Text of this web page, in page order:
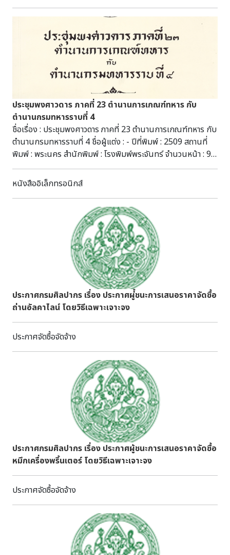
แหล่งท่องเที่ยวได้เป็นอย่างดี ๑๐. ข้อเสนอแนะจากการจัด
กิจกรรม ๑๐.๑ การคัดเลือกประเทศและแหล่งท่อง
เที่ยวในการศึกษาดูงานมีความเหมาะสมเป็นอย่างยิ่ง เนื่องจาก
ประเทศเกาหลีใต้เป็นประเทศที่เป็นผู้นำในเรื่องของการท่องเที่ยว
ของภูมิภาคเอเชีย และเป็นประเทศที่มีความใส่ใจในเรื่องของ
ปัญหาสิ่งแวดล้อมเป็นอย่างมาก สามารถใช้เป็นแนวทางในการ
บริหารจัดการแหล่งท่อง เที่ยวได้ ๑๐.๒ การเตรียม
งาน การประสานงานระหว่างประเทศในการเข้าเยี่ยมชมแหล่งท่อง
เที่ยวพร้อมรับฟังแนวทางการบริหารจัดการ แลกเปลี่ยนความคิด
เห็นจัดทำได้อย่างเป็นระบบ สามารถนำมาเป็นตัวอย่างในการจัด
กิจกรรมภายในประเทศไทยได้ ๑๐.๓ การคัดเลือกผู้
เข้าร่วมกิจกรรม มีความหลากหลายทั้งในด้านหน่วยงานและพื้นที่
๑๐.๔ ในส่วนของเกาะนามิ จังหวัดคังว็อน ซึ่งเป็นแหล่งท่องเที่ยว
ซึ่งมีชื่อเสียงอย่างมาก มีระบบการจัดการสิ่งแวดล้อมที่ดีมาก มี
การดัดแปลงสภาพพื้นที่เท่าที่จำเป็น อาคารสิ่งปลูกสร้างและสิ่ง
อำนวยความสะดวกสำหรับนักท่องเที่ยวต่างๆ ก็เป็นอาคารขนาด
เล็ก กลมกลืนกับสภาพแวดล้อม ที่สำคัญเกาะนามิมีระบบการ
จัดการขยะภายในพื้นที่ได้อย่างดีเยี่ยม สามารถใช้ขยะทุกอย่าง
ภายในเกาะแม้กระทั่งกิ่งไม้ใบไม้มาทำให้เกิดประโยชน์ได้โดยไม่ก่อ
ให้เกิดมลภาวะ ซึ่งน่าจะใช้เป็นแนวทางในการบริหารจัดการ
อุทยานประวัติศาสตร์ทั้ง ๓ แห่งได้ ๑๐.๕ สถานที่ท่อง
เที่ยวต่างๆ ของประเทศเกาหลีมีการเตรียมพร้อมสำหรับรองรับ
นักท่องเที่ยวเป็นอย่างมาก หลายๆแห่งมีเอกสารประชาสัมพันธ์
แหล่งท่องเที่ยวในหลายภาษา รวมทั้งภาษาไทย ซึ่งจะทำให้นักท่อง
เที่ยวได้รับความสะดวกเป็นอย่างมาก ซึ่งน่าจะใช้เป็นแนวทางใน
ได้ ๑๐.๖ หมู่บ้านวัฒนธรรมซูวอนซึ่งจัดแสดงวิถีชีวิต
ของชาวเกาหลี โดยสร้างเป็นหมู่บ้านขนาดเท่าจริงเพื่อให้ชาว
เกาหลีและนักท่องเที่ยวชาวต่างชาติที่เข้าไปเที่ยวชมได้รับรู้และ
เข้าใจถึงวิถีชีวิตของชาวเกาหลีในอดีต มีการจัดแสดงได้เป็นอย่าง
ดี ทำให้นักท่องเที่ยวสามารถเข้าใจได้ง่ายและมีความน่าสนใจ
นอกจากนี้ภายในบริเวณหมู่บ้านยังมีพิพิธภัณฑ์ที่จัดแสดงเกี่ยว
กับประเพณีวัฒนธรรมของชาวเกาหลี ซึ่งน่าจะใช้เป็นแนวทางใน
การจัดทำหมู่บ้านวิถีไทย แสดงวิถีชีวิตของชาวไทยในอดีต เพื่อให้
คนไทยและนักท่องเที่ยวชาวต่างชาติมาเที่ยวชมได้
เป็นอย่างดี ดังจะเห็นได้จาก แหล่งท่องเที่ยวสำคัญจำนวนมาก ซึ่ง
มีนักท่องเที่ยวเข้าชมปีละหลายล้านคน แต่ตัวอาคารสถานที่ตลอด
จนสิ่งอำนวยความสะดวกต่างๆ ก็ได้รับการบำรุงดูแลรักษาให้อยู่
ในสภาพดีตลอด สร้างความประทับใจและความสะดวกสบายแก่นัก
ท่องเที่ยว ในประเด็นนี้เป็นประเด็นสำคัญที่ผู้บริหารแหล่งท่อง
เที่ยวของประเทศไทยน่าจะพิจารณาปรับเพิ่มงบประมาณในการ
ประชุมพงศาวดาร ภาคที่ 23 ตำนานการเกณฑ์ทหาร กับ
ตำนานกรมทหารราบที่ 4
ชื่อเรื่อง : ประชุมพงศาวดาร ภาคที่ 23 ตำนานการเกณฑ์ทหาร กับ
ตำนานกรมทหารราบที่ 4 ชื่อผู้แต่ง : - ปีที่พิมพ์ : 2509 สถานที่
พิมพ์ : พระนคร สำนักพิมพ์ : โรงพิมพ์พระจันทร์ จำนวนหน้า : 98
หน้า สาระสังเขป : เรื่องตำนานการเกณฑ์ทหาร สมเด็จพระเจ้าบรม
วงศ์เธอ กรมพระยาดำรงราชานุภาพ ได้ทรงเรียบเรียงขึ้นถวาย
ภาณุพันธุ์วงศ์วรเดช เมื่อครั้งทรงดำรงตำแหน่งเป็นผู้บังคับการ
พิเศษ กรมทหารราบที่ 4 มีเนื้อหาเกี่ยวกับ ตำนานและต้นเหตุของ
การเกณฑ์ทหารไทยแต่โบราณ การตั้งทำเนียบศักดินา พงศาวดาร
ว่าด้วยการตั้งกองทหารชาวต่างประเทศ การกำหนดเวลารับ
ราชการ การจัดประเภททหาร เป็นต้น ส่วนตำนานกรมทหารราบที่
4 นั้น กรมพระยาภาณุพันธุวงศ์วรเดช ได้ทรงเรียบเรียงขึ้นพิมพ์
แจกในงานฉลองธงชัยของกรมทหารราบที่ 4 กล่าวถึงประวัติการ
จัดตั้งกรมฯ ประวัติผู้บังคับการ ฐานะของกรมฯซึ่งแต่เดิมเป็นกอง
พลอิสระ และประวัติผลงานทั้งด้านการศึกและการปราบปราม
หนังสืออิเล็กทรอนิกส์
ประกาศกรมศิลปากร เรื่อง ประกาศผู่้ชนะการเสนอราคาจัดซื้อ
ถ่านอัลคาไลน์ โดยวิธีเฉพาะเจาะจง
ประกาศจัดซื้อจัดจ้าง
ประกาศกรมศิลปากร เรื่อง ประกาศผู้ชนะการเสนอราคาจัดซื้อ
หมึกเครื่องพริ้นเตอร์ โดยวิธีเฉพาะเจาะจง
ประกาศจัดซื้อจัดจ้าง